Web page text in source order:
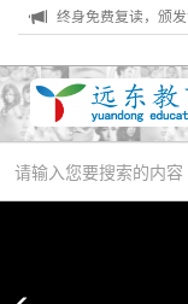
，终身免费复读，颁发